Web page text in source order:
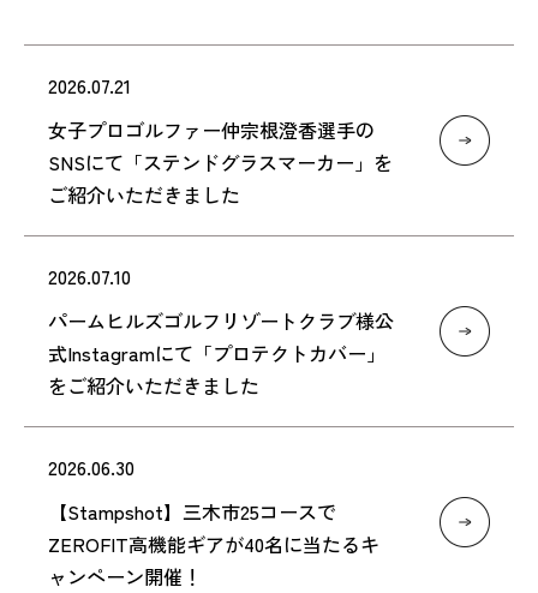
2026.07.21
女子プロゴルファー仲宗根澄香選手の
SNSにて「ステンドグラスマーカー」を
ご紹介いただきました
2026.07.10
パームヒルズゴルフリゾートクラブ様公
式Instagramにて「プロテクトカバー」
をご紹介いただきました
2026.06.30
【Stampshot】三木市25コースで
ZEROFIT高機能ギアが40名に当たるキ
ャンペーン開催！